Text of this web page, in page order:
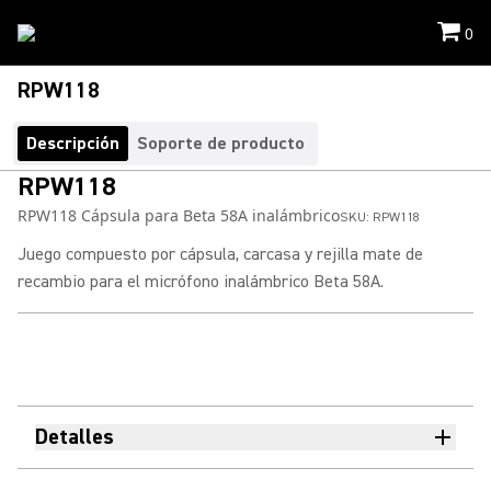
0
RPW118
Descripción Soporte de producto
RPW118
RPW118 Cápsula para Beta 58A inalámbricoSKU: RPW118
Juego compuesto por cápsula, carcasa y rejilla mate de
recambio para el micrófono inalámbrico Beta 58A.
Detalles